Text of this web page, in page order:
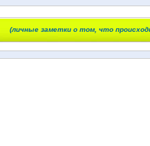
(личные заметки о том, что